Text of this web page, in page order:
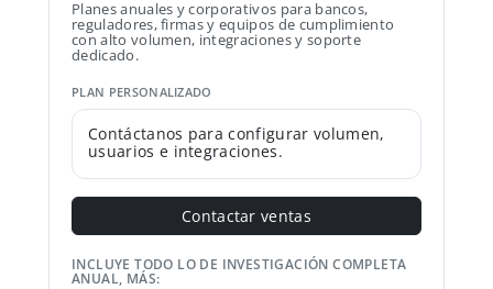
Planes anuales y corporativos para bancos,
reguladores, firmas y equipos de cumplimiento
con alto volumen, integraciones y soporte
dedicado.
PLAN PERSONALIZADO
Contáctanos para configurar volumen,
usuarios e integraciones.
Contactar ventas
INCLUYE TODO LO DE INVESTIGACIÓN COMPLETA
ANUAL, MÁS: